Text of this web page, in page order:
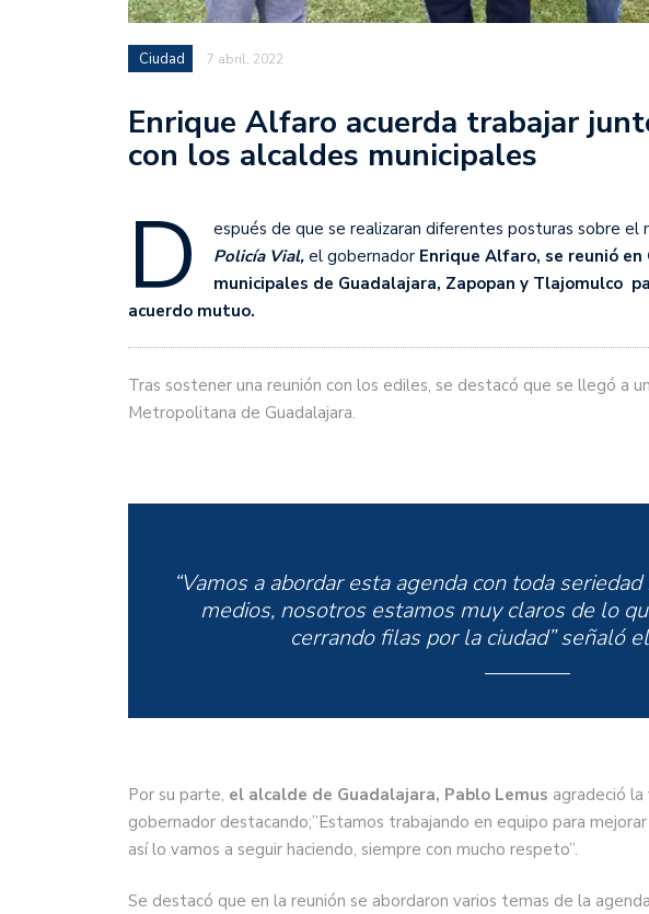
Ciudad 7 abril, 2022
Enrique Alfaro acuerda trabajar
con los alcaldes municipales
D
espués de que se realizaran diferentes posturas sobre el
Policía Vial, el gobernador Enrique Alfaro, se reunió en
municipales de Guadalajara, Zapopan y Tlajomulco
acuerdo mutuo.
Tras sostener una reunión con los ediles, se destacó que se llegó a
Metropolitana de Guadalajara.
“Vamos a abordar esta agenda con toda
medios, nosotros estamos muy claros de lo
cerrando filas por la ciudad” señaló
Por su parte, el alcalde de Guadalajara, Pablo Lemus agradeció
gobernador destacando;”Estamos trabajando en equipo para
así lo vamos a seguir haciendo, siempre con mucho respeto”.
Se destacó que en la reunión se abordaron varios temas de la